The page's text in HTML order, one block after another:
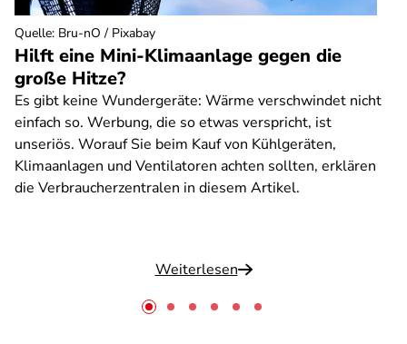
Hilft eine Mini-Klimaanlage gegen die
große Hitze?
Es gibt keine Wundergeräte: Wärme verschwindet nicht
einfach so. Werbung, die so etwas verspricht, ist
unseriös. Worauf Sie beim Kauf von Kühlgeräten,
Klimaanlagen und Ventilatoren achten sollten, erklären
die Verbraucherzentralen in diesem Artikel.
Weiterlesen
Quelle: Bru-nO / Pixabay